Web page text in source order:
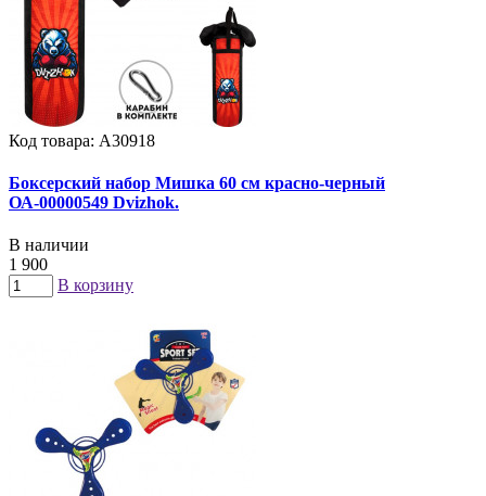
Код товара: А30918
Боксерский набор Мишка 60 см красно-черный
ОА-00000549 Dvizhok.
В наличии
1 900
В корзину